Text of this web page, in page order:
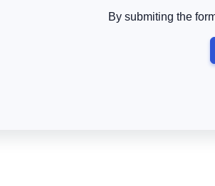
By submiting the